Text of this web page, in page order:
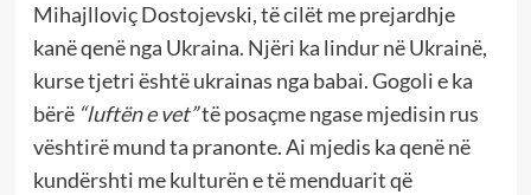
Mihajlloviç Dostojevski, të cilët me prejardhje
kanë qenë nga Ukraina. Njëri ka lindur në Ukrainë,
kurse tjetri është ukrainas nga babai. Gogoli e ka
bërë “luftën e vet”të posaçme ngase mjedisin rus
vështirë mund ta pranonte. Ai mjedis ka qenë në
kundërshti me kulturën e të menduarit që